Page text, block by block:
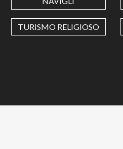
TURISMO RELIGIOSO